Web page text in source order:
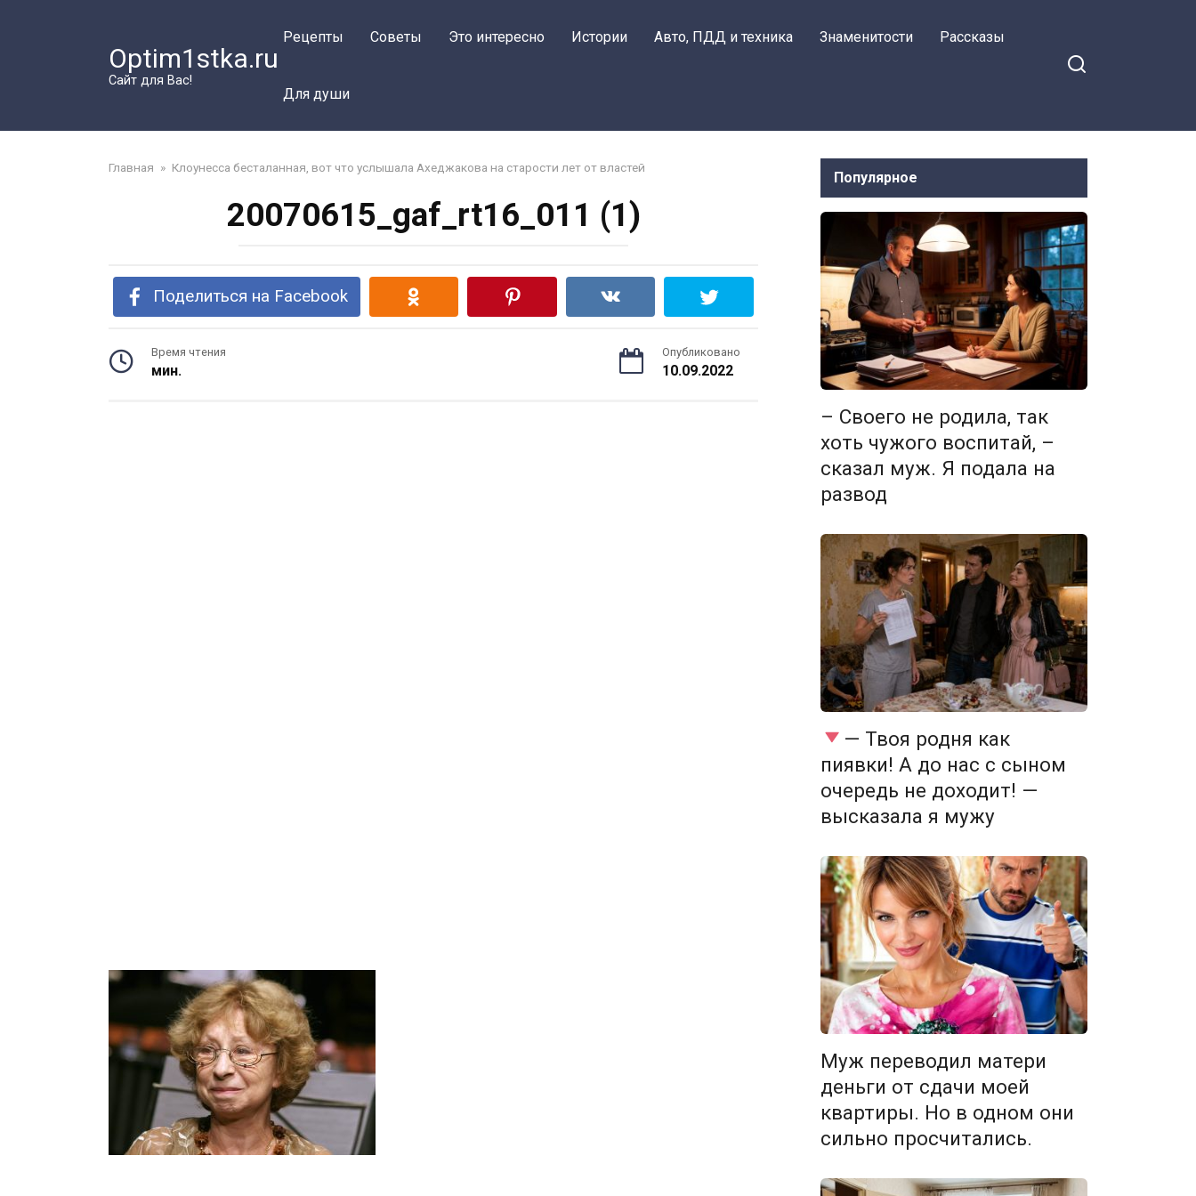
Optim1stka.ru
Сайт для Вас!
Рецепты Советы Это интересно Истории Авто, ПДД и техника Знаменитости Рассказы
Для души
Главная » Клоунесса бесталанная, вот что услышала Ахеджакова на старости лет от властей
20070615_gaf_rt16_011 (1)
Поделиться на Facebook
Время чтения
мин.
Опубликовано
10.09.2022
Популярное
– Своего не родила, так
хоть чужого воспитай, –
сказал муж. Я подала на
развод
— Твоя родня как
пиявки! А до нас с сыном
очередь не доходит! —
высказала я мужу
Муж переводил матери
деньги от сдачи моей
квартиры. Но в одном они
сильно просчитались.